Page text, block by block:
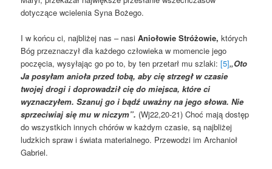
dotyczące wcielenia Syna Bożego.
I w końcu ci, najbliżej nas – nasiAniołowie Stróżowie,których
Bóg przeznaczył dla każdego człowieka w momencie jego
poczęcia, wysyłając go po to, by ten przetarł mu szlaki:[5]„Oto
Ja posyłam anioła przed tobą, aby cię strzegł w czasie
twojej drogi i doprowadził cię do miejsca, które ci
wyznaczyłem. Szanuj go i bądź uważny na jego słowa. Nie
sprzeciwiaj się mu w niczym”. (Wj22,20-21) Choć mają dostęp
do wszystkich innych chórów w każdym czasie, są najbliżej
ludzkich spraw i świata materialnego. Przewodzi im Archanioł
Gabriel.